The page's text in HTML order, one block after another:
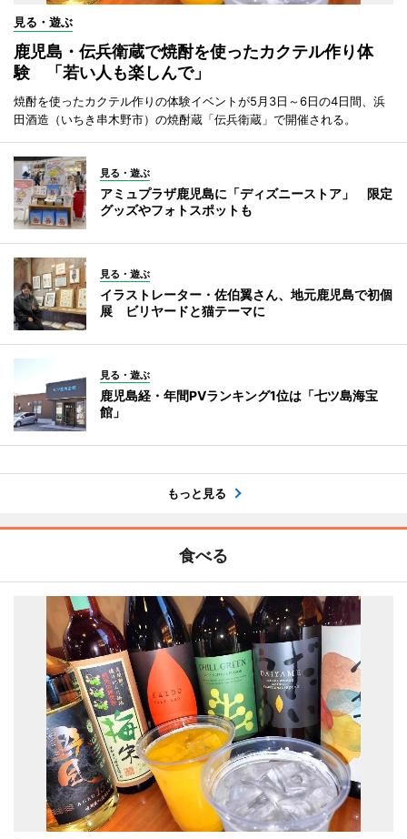
見る・遊ぶ
鹿児島・伝兵衛蔵で焼酎を使ったカクテル作り体
験 「若い人も楽しんで」
焼酎を使ったカクテル作りの体験イベントが5月3日～6日の4日間、浜
田酒造（いちき串木野市）の焼酎蔵「伝兵衛蔵」で開催される。
見る・遊ぶ
アミュプラザ鹿児島に「ディズニーストア」 限定
グッズやフォトスポットも
見る・遊ぶ
イラストレーター・佐伯翼さん、地元鹿児島で初個
展 ビリヤードと猫テーマに
見る・遊ぶ
鹿児島経・年間PVランキング1位は「七ツ島海宝
館」
もっと見る
食べる